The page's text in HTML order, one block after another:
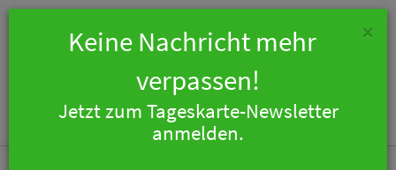
×
Keine Nachricht mehr
verpassen!
Jetzt zum Tageskarte-Newsletter
anmelden.